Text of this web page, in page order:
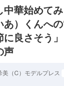
華始めて
）くんへ
良さそう
声
美（C）モデルプレス